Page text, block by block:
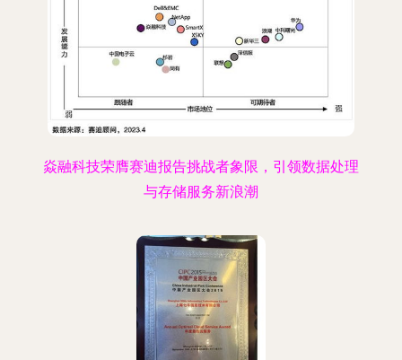
焱融科技荣膺赛迪报告挑战者象限，引领数据处理
与存储服务新浪潮